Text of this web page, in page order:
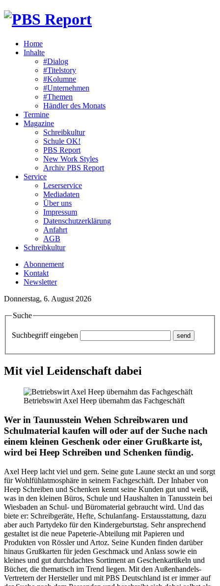
Home
Inhalte
#Dialog
#Titelstory
#Kolumne
#Unternehmen
#Themen
Händler des Monats
Termine
Magazine
Schreibkultur
Schule OK!
PBS Report
New Work Styles
Archiv PBS Report
Service
Leserservice
Mediadaten
Über uns
Impressum
Datenschutzerklärung
Anfahrt
AGB
Schreibkultur
Abonnement
Kontakt
Newsletter
Donnerstag, 6. August 2026
Suche
Suchbegriff eingeben
Mit viel Leidenschaft dabei
Betriebswirt Axel Heep übernahm das Fachgeschäft
Wer in Taunusstein Wehen Schreibwaren und
Schulmaterial kaufen will oder auf der Suche nach
einem kleinen Geschenk oder einer Grußkarte ist,
wird bei Heep Schreiben und Schenken fündig.
Axel Heep lacht viel und gern. Seine gute Laune steckt an und sorgt
für Wohlfühlatmosphäre in seinem Fachgeschäft. Der Inhaber von
Heep Schreiben und Schenken kennt seine Kunden gut und weiß,
was in den kleinen Büros, Schule und Haushalten in Tanusstein bei
Wiesbaden an Schul- und Büromaterial gebraucht wird. Und das
biete er: Schreibgeräte, Hefte, Schulanfang- Erstausstattung, dazu
aber auch Partydeko für den Kindergeburtstag. Sehr ansprechend
gestaltet ist die neue Papeterie-Abteilung mit Papieren und
Produkten von Rössler und Artoz. Seine Kunden finden darüber
hinaus Grußkarten für jeden Geschmack und Anlass sowie ein
kleines und gut durchdachtes Sortiment an Geschenkartikeln und
Bücher, die thematisch im Trend liegen. Mit den Außenhandels-
Vertretern der Hersteller und mit PBS Deutschland ist er immer auf